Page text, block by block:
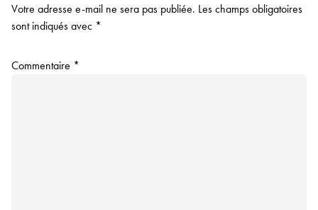
Votre adresse e-mail ne sera pas publiée. Les champs obligatoires
sont indiqués avec *
Commentaire *